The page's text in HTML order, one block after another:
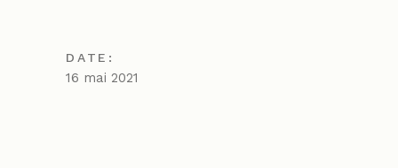
DATE:
16 mai 2021